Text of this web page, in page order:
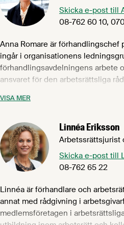
Skicka e-post till
08-762 60 10,
Anna Romare är
ingår i organisationens
förhandlingsavdelningens arbete
ansvaret för den arbetsrättsliga
tvisteförhandlingar med mera.
varit ett antal år på Almega samt
Scania. Anna har en juristexamen
VISA MER
Linnéa Eriksson
Arbetssrättsjurist
Skicka e-post till
08-762 65 22
Linnéa är förhandlare och
annat med rådgivning i
medlemsföretagen i